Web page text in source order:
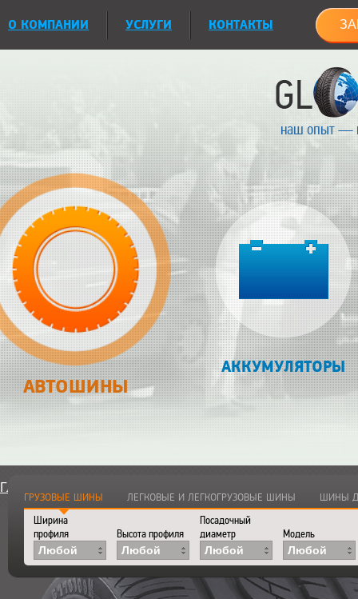
О КОМПАНИИ УСЛУГИ КОНТАКТЫ
наш опыт —
АВТОШИНЫ
АККУМУЛЯТОРЫ
Главная
ГРУЗОВЫЕ ШИНЫ ЛЕГКОВЫЕ И ЛЕГКОГРУЗОВЫЕ ШИНЫ ШИНЫ
Ширина
профиля
Любой
Высота профиля
Любой
Посадочный
диаметр
Любой
Модель
Любой